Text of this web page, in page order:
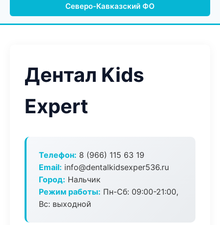
Северо-Кавказский ФО
Дентал Kids
Expert
Телефон: 8 (966) 115 63 19
Email: info@dentalkidsexper536.ru
Город: Нальчик
Режим работы: Пн-Сб: 09:00-21:00,
Вс: выходной